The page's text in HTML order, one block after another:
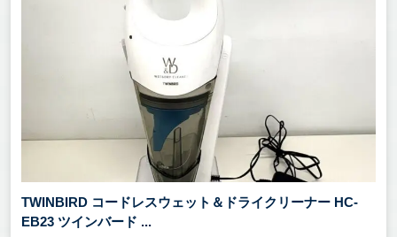
TWINBIRD コードレスウェット＆ドライクリーナー HC-
EB23 ツインバード ...